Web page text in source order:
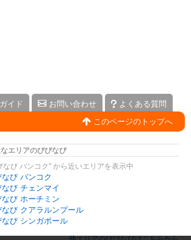
イド お問い合わせ
よくある質問
このページのトップへ
エリアのびびなび
なび バンコク" から近いエリアを表示中
び バンコク
なび チェンマイ
なび ホーチミン
なび クアラルンプール
なび シンガポール